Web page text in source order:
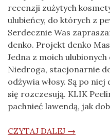
recenzji zużytych
ulubieńcy, do których z
Serdecznie Was
denko. Projekt denko
Jedna z moich
Niedroga, stacjonarnie
odżywia włosy. Są po
się rozczesują. KLIK
pachnieć lawendą, jak
CZYTAJ DALEJ →